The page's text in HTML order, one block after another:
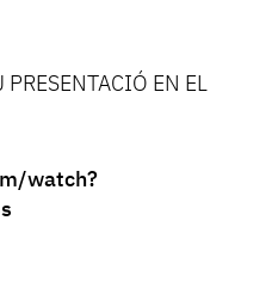
PRESENTACIÓ EN EL
watch?